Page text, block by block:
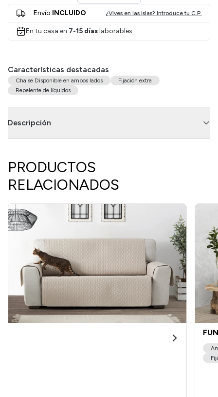
Envío INCLUIDO ¿Vives en las islas? Introduce tu C.P.
En tu casa en 7-15 díaslaborables
Características destacadas
Chaise Disponible en ambos lados
Fijación extra
Repelente de líquidos
Descripción
PRODUCTOS
RELACIONADOS